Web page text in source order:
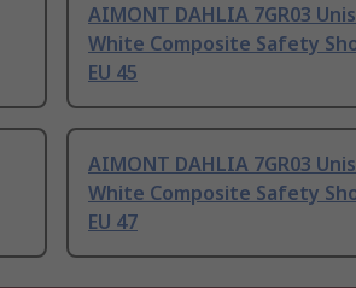
AIMONT DAHLIA 7GR03
White Composite Safety
EU 45
AIMONT DAHLIA 7GR03
White Composite Safety
EU 47